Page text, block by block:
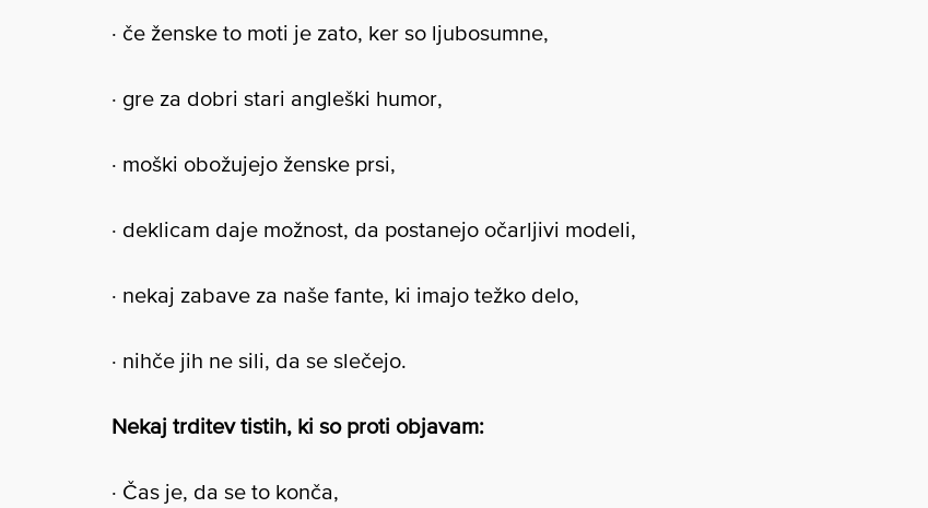
· če ženske to moti je zato, ker so ljubosumne,
· gre za dobri stari angleški humor,
· moški obožujejo ženske prsi,
· deklicam daje možnost, da postanejo očarljivi modeli,
· nekaj zabave za naše fante, ki imajo težko delo,
· nihče jih ne sili, da se slečejo.
Nekaj trditev tistih, ki so proti objavam:
· Čas je, da se to konča,